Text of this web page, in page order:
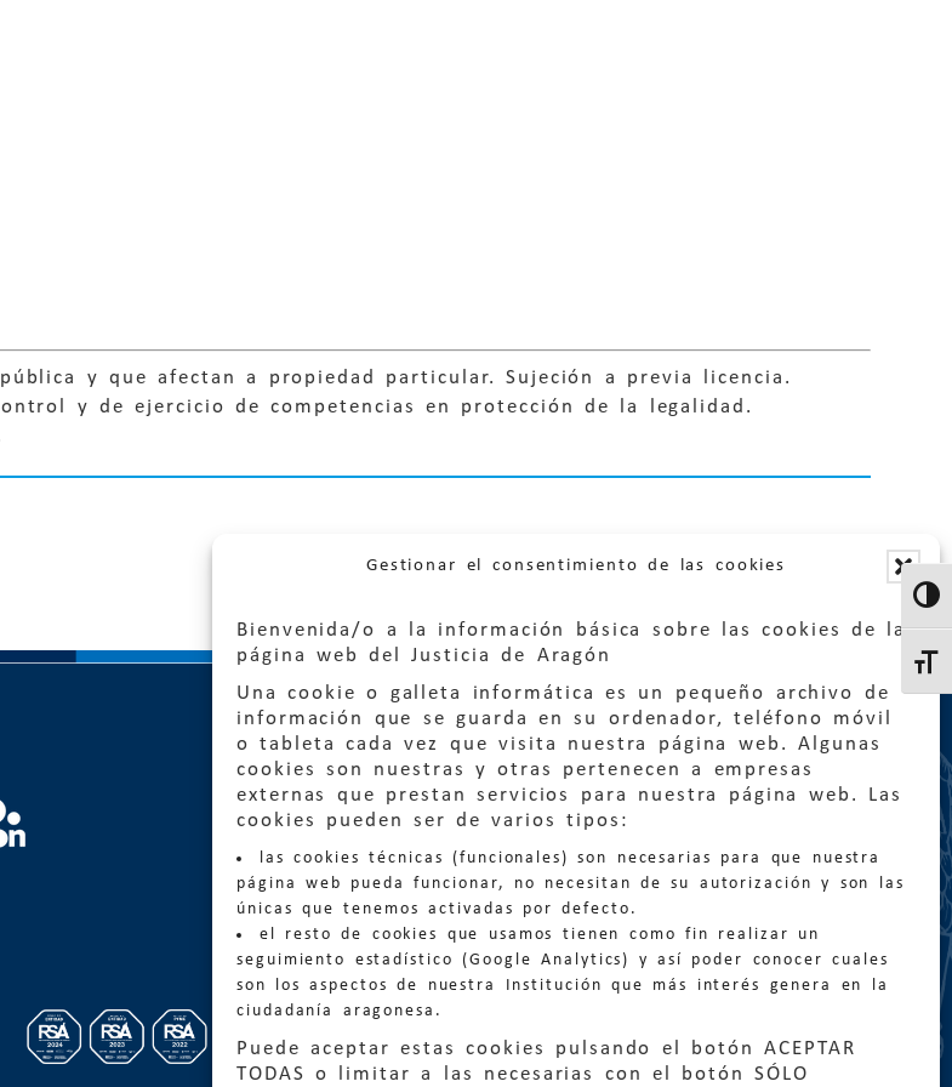
Gestionar el consentimiento de las cookies
Bienvenida/o a la información básica sobre las cookies de la
página web del Justicia de Aragón
Una cookie o galleta informática es un pequeño archivo de
información que se guarda en su ordenador, teléfono móvil
o tableta cada vez que visita nuestra página web. Algunas
cookies son nuestras y otras pertenecen a empresas
externas que prestan servicios para nuestra página web. Las
cookies pueden ser de varios tipos:
las cookies técnicas (funcionales) son necesarias para que nuestra
página web pueda funcionar, no necesitan de su autorización y son las
únicas que tenemos activadas por defecto.
el resto de cookies que usamos tienen como fin realizar un
seguimiento estadístico (Google Analytics) y así poder conocer cuales
son los aspectos de nuestra Institución que más interés genera en la
ciudadanía aragonesa.
Puede aceptar estas cookies pulsando el botón ACEPTAR
TODAS o limitar a las necesarias con el botón SÓLO
y que afectan a propiedad particular. Sujeción a previa licencia.
y de ejercicio de competencias en protección de la legalidad.
Quejas:quejas@eljusticiadearagon.es
Información general:
informacion@eljusticiadearagon.es
Teléfonos: 900 210 210/ 976 399 354